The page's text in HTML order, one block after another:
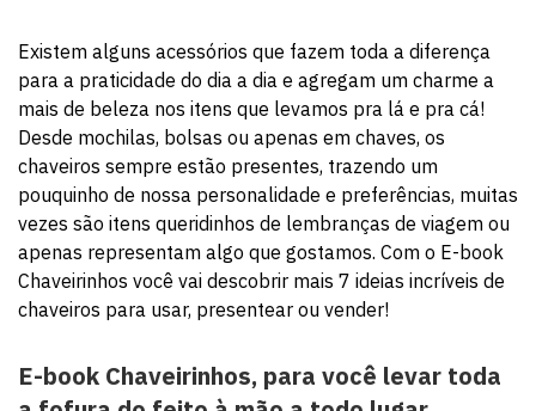
Existem alguns acessórios que fazem toda a diferença
para a praticidade do dia a dia e agregam um charme a
mais de beleza nos itens que levamos pra lá e pra cá!
Desde mochilas, bolsas ou apenas em chaves, os
chaveiros sempre estão presentes, trazendo um
pouquinho de nossa personalidade e preferências, muitas
vezes são itens queridinhos de lembranças de viagem ou
apenas representam algo que gostamos. Com o E-book
Chaveirinhos você vai descobrir mais 7 ideias incríveis de
chaveiros para usar, presentear ou vender!
E-book Chaveirinhos, para você levar toda